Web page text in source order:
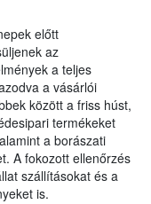
előtt
az
a teljes
a vásárlói
között a friss húst,
termékeket
a borászati
A fokozott ellenőrzés
szállításokat és a
is.